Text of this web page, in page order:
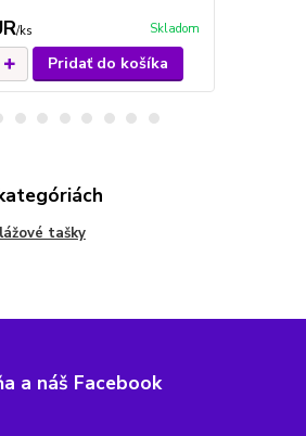
/ks Skladom
Pridať do košíka
tašky
a náš Facebook